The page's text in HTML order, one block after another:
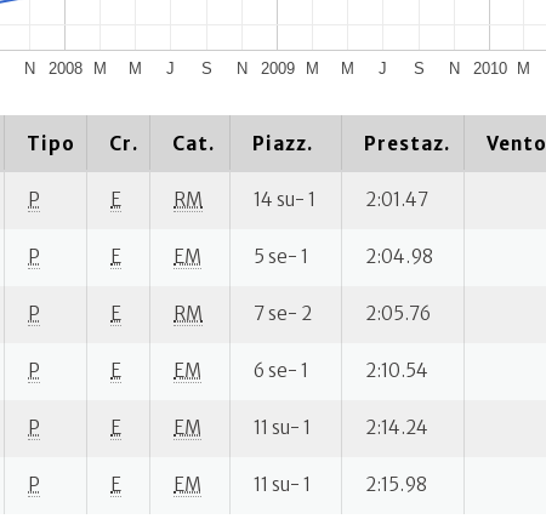
2008 2009 2010
N M M J S N M M J S N M
Tipo Cr. Cat. Piazz. Prestaz. Vento
P E RM 14 su- 1 2:01.47
P E EM 5 se- 1 2:04.98
P E RM 7 se- 2 2:05.76
P E EM 6 se- 1 2:10.54
P E EM 11 su- 1 2:14.24
P E EM 11 su- 1 2:15.98